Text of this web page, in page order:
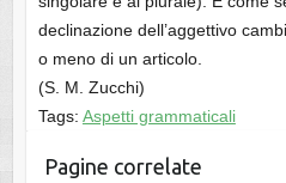
declinazione dell’aggettivo
o meno di un articolo.
(S. M. Zucchi)
Tags: Aspetti grammaticali
Pagine correlate